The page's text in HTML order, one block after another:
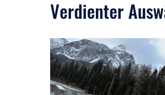
Verdienter